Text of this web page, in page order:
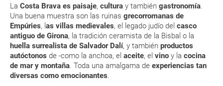
La Costa Brava es paisaje, cultura y también gastronomía
Una buena muestra son las ruinas grecorromanas de
Empúries, l as villas medievales, el legado judío del casco
antiguo de Girona, la tradición ceramista de la Bisbal o la
huella surrealista de Salvador Dalí, y también productos
autóctonos de -como la anchoa, el aceite, el vino y la cocina
de mar y montaña . Toda una amalgama de experiencias tan
diversas como emocionantes
¿Qué caducidad debe tener mi pasaporte para ir
a...?
¿Con cuánta antelación tengo que estar en el
aeropuerto?
RESERVAR ¿Cómo puedo reservar un viaje de